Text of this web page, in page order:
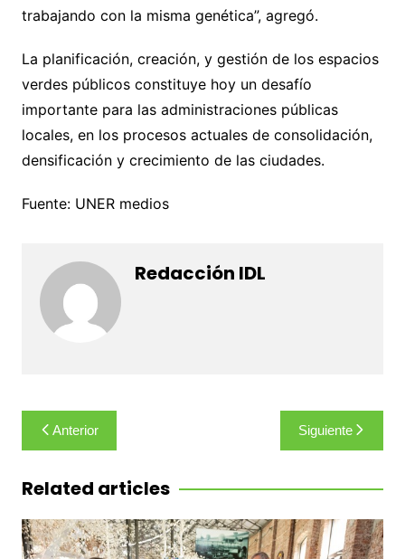
trabajando con la misma genética”, agregó.
La planificación, creación, y gestión de los espacios
verdes públicos constituye hoy un desafío
importante para las administraciones públicas
locales, en los procesos actuales de consolidación,
densificación y crecimiento de las ciudades.
Fuente: UNER medios
Redacción IDL
Navegación
de
entradas
Anterior Siguiente
Related articles